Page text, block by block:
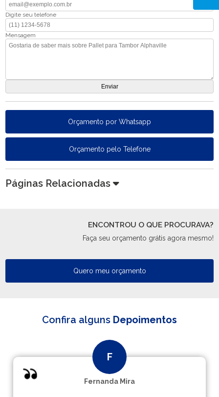
Digite seu telefone
Mensagem
Orçamento por Whatsapp
Orçamento pelo Telefone
Páginas Relacionadas
ENCONTROU O QUE PROCURAVA?
Faça seu orçamento grátis agora mesmo!
Quero meu orçamento
Confira alguns Depoimentos
Fernanda Mira